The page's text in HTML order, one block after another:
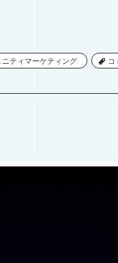
ニティマーケティング
ニティマーケティング コ
コ